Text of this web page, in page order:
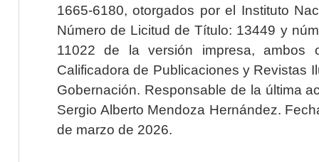
1665-6180, otorgados por el Instituto
Número de Licitud de Título: 13449 y
11022 de la versión impresa, ambos
Calificadora de Publicaciones y Revistas
Gobernación. Responsable de la última
Sergio Alberto Mendoza Hernández.
de marzo de 2026.